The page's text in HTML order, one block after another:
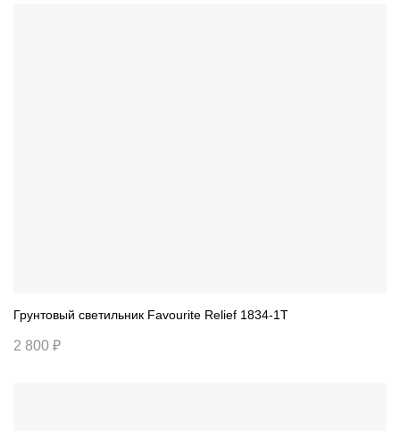
Грунтовый светильник Favourite Relief 1834-1T
2 800 ₽